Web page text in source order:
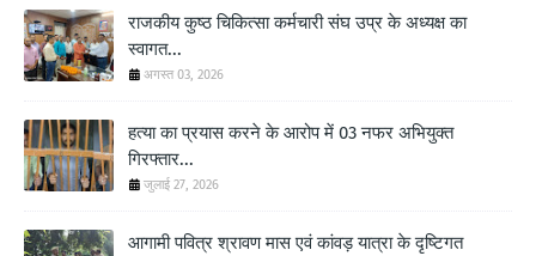
राजकीय कुष्ठ चिकित्सा कर्मचारी संघ उप्र के अध्यक्ष का
स्वागत...
अगस्त 03, 2026
हत्या का प्रयास करने के आरोप में 03 नफर अभियुक्त
गिरफ्तार...
जुलाई 27, 2026
आगामी पवित्र श्रावण मास एवं कांवड़ यात्रा के दृष्टिगत